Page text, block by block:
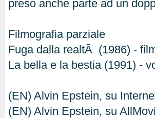
preso anche parte ad un
Filmografia parziale
Fuga dalla realtÃ (1986) -
La bella e la bestia (1991) -
(EN) Alvin Epstein, su
(EN) Alvin Epstein, su